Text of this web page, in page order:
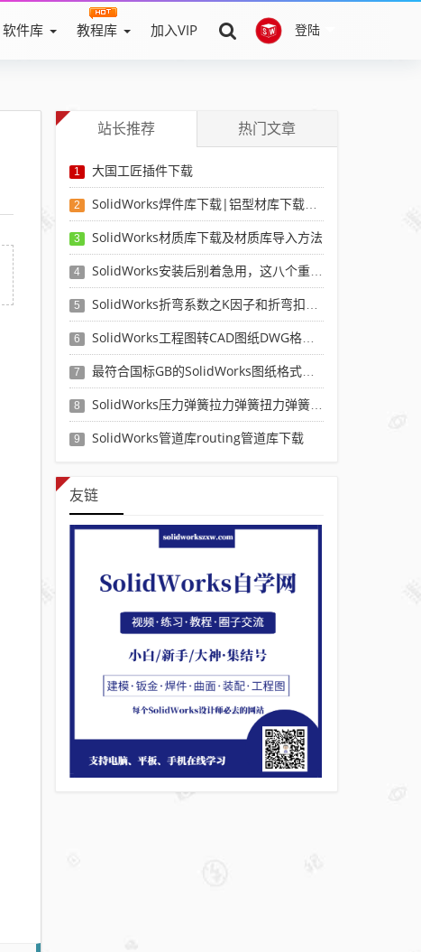
登陆
软件库 教程库 加入VIP
站长推荐 热门文章
1 大国工匠插件下载
2 SolidWorks焊件库下载|铝型材库下载|附sw焊件库添加配置使用教程
3 SolidWorks材质库下载及材质库导入方法
4 SolidWorks安装后别着急用，这八个重要SolidWorks设置可以提高你的画图效率
5 SolidWorks折弯系数之K因子和折弯扣除表-溪风推荐
6 SolidWorks工程图转CAD图纸DWG格式映射文件无乱码可分层-溪风亲测推荐
7 最符合国标GB的SolidWorks图纸格式和图纸模板下载-溪风专用版
8 SolidWorks压力弹簧拉力弹簧扭力弹簧涡卷弹簧自动生成宏程序下载
9 SolidWorks管道库routing管道库下载
友链